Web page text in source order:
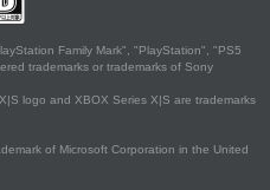
Family Mark", "PlayStation", "PS5
trademarks or trademarks of Sony
logo and XBOX Series X|S are trademarks
of Microsoft Corporation in the United